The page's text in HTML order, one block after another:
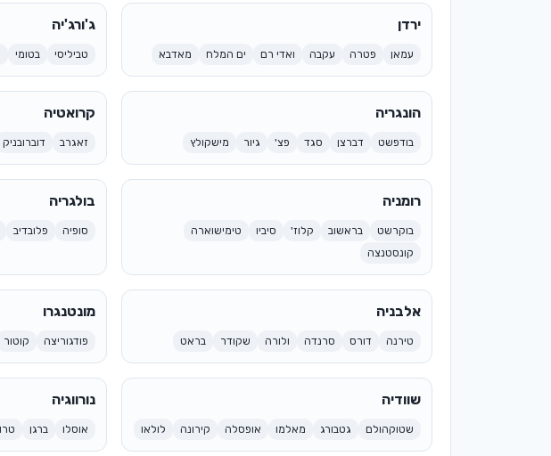
ירדן
עמאן פטרה עקבה ואדי רם ים המלח מאדבא
ג'ורג'יה
טביליסי בטומי
הונגריה
בודפשט דברצן סגד פצ' גיור מישקולץ
קרואטיה
זאגרב דוברובניק
רומניה
בוקרשט בראשוב קלוז' סיביו
טימישוארה
קונסטנצה
בולגריה
סופיה פלובדיב
אלבניה
טירנה דורס סרנדה ולורה שקודר בראט
מונטנגרו
פודגוריצה קוטור
שוודיה
שטוקהולם גטבורג מאלמו אופסלה קירונה לולאו
נורווגיה
אוסלו ברגן